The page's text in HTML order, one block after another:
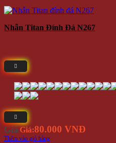
Nhẫn Titan Đính Đá N267
Giá Giá:80.000 VNĐ
Thêm vào giỏ hàng